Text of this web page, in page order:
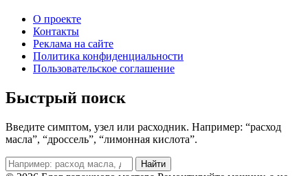
О проекте
Контакты
Реклама на сайте
Политика конфиденциальности
Пользовательское соглашение
Быстрый поиск
Введите симптом, узел или расходник. Например: “расход
масла”, “дроссель”, “лимонная кислота”.
Поиск
Найти